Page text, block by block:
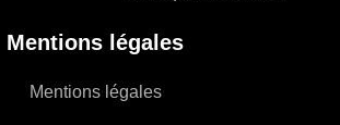
Mentions légales
Mentions légales